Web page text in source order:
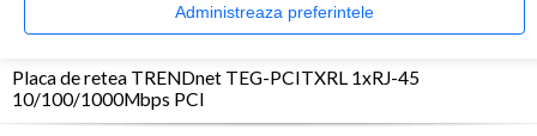
Administreaza preferintele
> Placi retea > Placa de retea TRENDnet TEG-PCITXRL
Placa de retea TRENDnet TEG-PCITXRL 1xRJ-45
10/100/1000Mbps PCI